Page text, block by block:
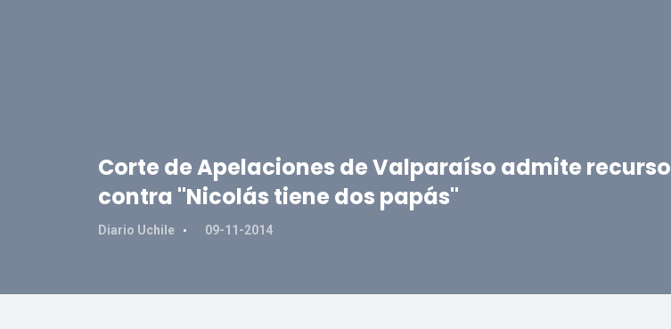
Corte de Apelaciones de Valparaíso admite recurso
contra "Nicolás tiene dos papás"
Diario Uchile 09-11-2014